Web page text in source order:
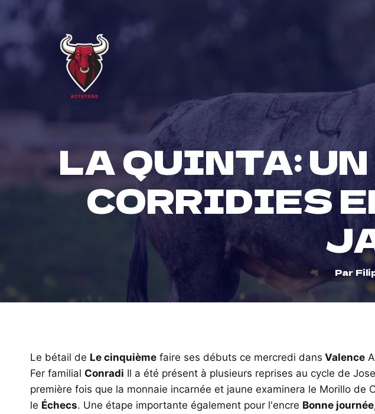
content
LA QUINTA:
CORRIDIES
Par
Le bétail de Le cinquième faire ses débuts ce mercredi dans Valence
Fer familial Conradi Il a été présent à plusieurs reprises au cycle de
première fois que la monnaie incarnée et jaune examinera le Morillo de
le Échecs. Une étape importante également pour l'encre Bonne